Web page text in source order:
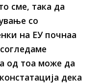
сме, така да
со
на ЕУ почнаа
од тоа може да
дека